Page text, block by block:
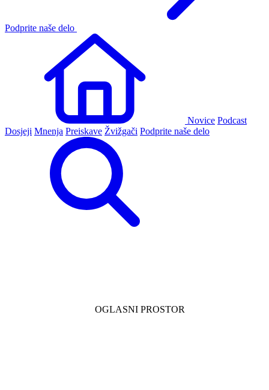
Podprite naše delo
Novice Podcast
Dosjeji Mnenja Preiskave Žvižgači Podprite naše delo